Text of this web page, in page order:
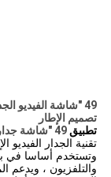
49 "شاشة الفيديو
تصميم الإطار
تطبيق49 "شاشة جدار الفيديو
تقنية الجدار
وتستخدم أساسا في
والتلفزيون ، ويدعم